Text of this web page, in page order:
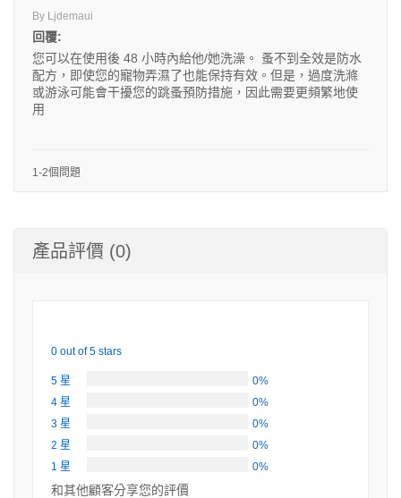
By Ljdemaui
回覆:
您可以在使用後 48 小時內給他/她洗澡。 蚤不到全效是防水
配方，即使您的寵物弄濕了也能保持有效。但是，過度洗滌
或游泳可能會干擾您的跳蚤預防措施，因此需要更頻繁地使
用
1-2個問題
產品評價 (0)
0 out of 5 stars
5 星
0%
4 星
0%
3 星
0%
2 星
0%
1 星
0%
和其他顧客分享您的評價